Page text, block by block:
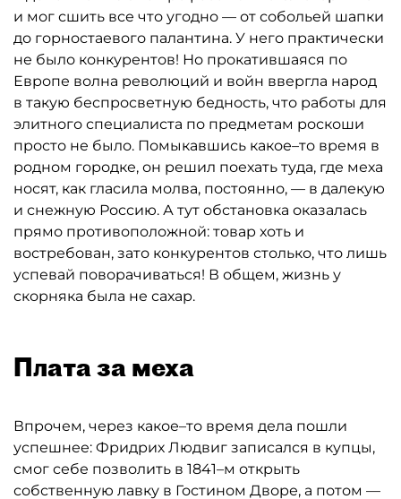
и мог сшить все что угодно — от собольей шапки
до горностаевого палантина. У него практически
не было конкурентов! Но прокатившаяся по
Европе волна революций и войн ввергла народ
в такую беспросветную бедность, что работы для
элитного специалиста по предметам роскоши
просто не было. Помыкавшись какое–то время в
родном городке, он решил поехать туда, где меха
носят, как гласила молва, постоянно, — в далекую
и снежную Россию. А тут обстановка оказалась
прямо противоположной: товар хоть и
востребован, зато конкурентов столько, что лишь
успевай поворачиваться! В общем, жизнь у
скорняка была не сахар.
Плата за меха
Впрочем, через какое–то время дела пошли
успешнее: Фридрих Людвиг записался в купцы,
смог себе позволить в 1841–м открыть
собственную лавку в Гостином Дворе, а потом —